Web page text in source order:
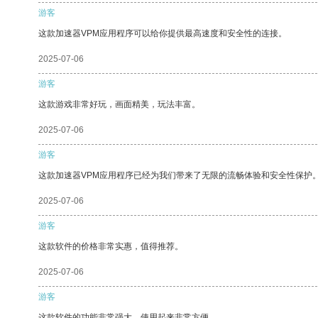
游客
这款加速器VPM应用程序可以给你提供最高速度和安全性的连接。
2025-07-06
游客
这款游戏非常好玩，画面精美，玩法丰富。
2025-07-06
游客
这款加速器VPM应用程序已经为我们带来了无限的流畅体验和安全性保护
2025-07-06
游客
这款软件的价格非常实惠，值得推荐。
2025-07-06
游客